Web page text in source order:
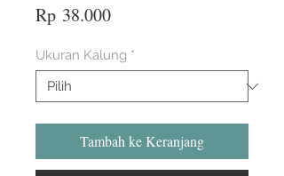
Rp 38.000Harga
Ukuran Kalung *
Tambah ke Keranjang